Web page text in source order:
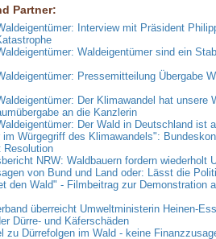
Partner:
Interview mit Präsident
Waldeigentümer sind ein
Pressemitteilung Übergabe
Der Klimawandel hat unsere
an die Kanzlerin
Der Wald in Deutschland ist
Würgegriff des Klimawandels":
Resolution
NRW: Waldbauern fordern wiederholt
von Bund und Land oder: Lässt die
den Wald" - Filmbeitrag zur Demonstration
überreicht Umweltministerin Heinen-
Dürre- und Käferschäden
zu Dürrefolgen im Wald - keine